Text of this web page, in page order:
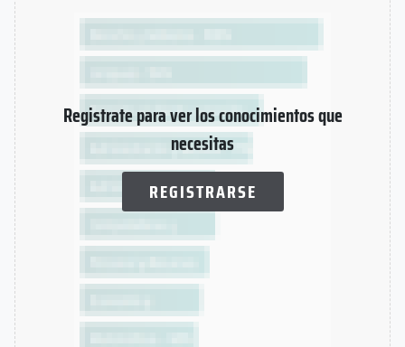
Registrate para ver los conocimientos que
necesitas
REGISTRARSE